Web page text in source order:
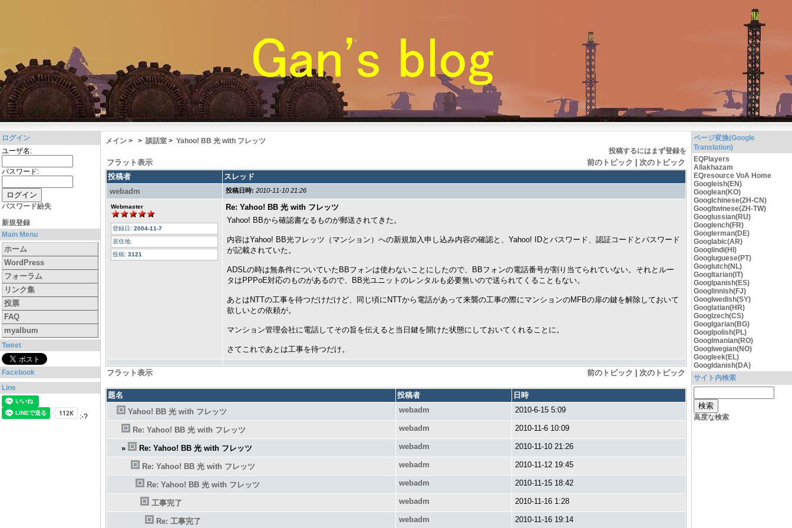
ログイン
ユーザ名:
パスワード:
パスワード紛失
新規登録
Main Menu
ホーム
WordPress
フォーラム
リンク集
投票
FAQ
myalbum
Tweet
Facebook
Line
:-?
メイン > > 談話室 > Yahoo! BB 光 with フレッツ
投稿するにはまず登録を
フラット表示 前のトピック
次のトピック
投稿者
スレッド
webadm
投稿日時: 2010-11-10 21:26
Webmaster
登録日: 2004-11-7
居住地:
投稿: 3121
Re: Yahoo! BB 光 with フレッツ
Yahoo! BBから確認書なるものが郵送されてきた。
内容はYahoo! BB光フレッツ（マンション）への新規加入申し込み内容の確認と、Yahoo! IDとパスワード、認証コードとパスワード
が記載されていた。
ADSLの時は無条件についていたBBフォンは使わないことにしたので、BBフォンの電話番号が割り当てられていない。それとルー
タはPPPoE対応のものがあるので、BB光ユニットのレンタルも必要無いので送られてくることもない。
あとはNTTの工事を待つだけだけど、同じ頃にNTTから電話があって来襲の工事の際にマンションのMFBの扉の鍵を解除しておいて
欲しいとの依頼が。
マンション管理会社に電話してその旨を伝えると当日鍵を開けた状態にしておいてくれることに。
さてこれであとは工事を待つだけ。
フラット表示 前のトピック 次のトピック
題名 投稿者
日時
Yahoo! BB 光 with フレッツ
webadm 2010-6-15 5:09
Re: Yahoo! BB 光 with フレッツ webadm 2010-11-6 10:09
» Re: Yahoo! BB 光 with フレッツ webadm 2010-11-10 21:26
Re: Yahoo! BB 光 with フレッツ webadm 2010-11-12 19:45
Re: Yahoo! BB 光 with フレッツ webadm 2010-11-15 18:42
工事完了 webadm 2010-11-16 1:28
Re: 工事完了 webadm 2010-11-16 19:14
ページ変換(Google
Translation)
EQPlayers
Allakhazam
EQresource VoA Home
Googleish(EN)
Googlean(KO)
Googlchinese(ZH-CN)
Googltwinese(ZH-TW)
Googlussian(RU)
Googlench(FR)
Googlerman(DE)
Googlabic(AR)
Googlindi(HI)
Googluguese(PT)
Googlutch(NL)
Googltarian(IT)
Googlpanish(ES)
Googlinnish(FJ)
Googlwedish(SY)
Googlatian(HR)
Googlzech(CS)
Googlgarian(BG)
Googlpolish(PL)
Googlmanian(RO)
Googlwegian(NO)
Googleek(EL)
Googldanish(DA)
サイト内検索
高度な検索